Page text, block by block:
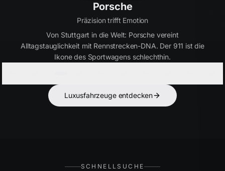
Bentley
Handwerkskunst seit 1919
Britische Eleganz in Perfektion. Bentley verbindet
ultimativen Luxus mit kraftvoller Performance – für Kenner,
die das Besondere suchen.
Luxusfahrzeuge entdecken
SCHNELLSUCHE